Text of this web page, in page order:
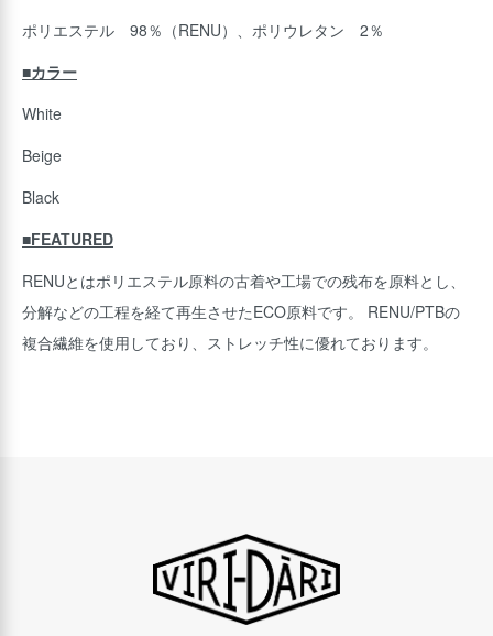
ポリエステル 98％（RENU）、ポリウレタン 2％
■カラー
White
Beige
Black
■FEATURED
RENUとはポリエステル原料の古着や工場での残布を原料とし、
分解などの工程を経て再生させたECO原料です。 RENU/PTBの
複合繊維を使用しており、ストレッチ性に優れております。